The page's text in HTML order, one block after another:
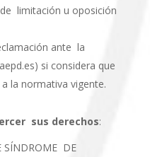
limitación u oposición
ante la
si considera que
la normativa vigente.
sus derechos:
SÍNDROME DE